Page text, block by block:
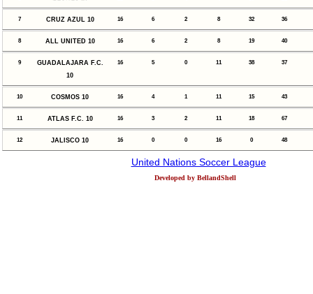
7 CRUZ AZUL 10 16 6 2 8 32 36
8 ALL UNITED 10 16 6 2 8 19 40
9
GUADALAJARA F.C.
10
16 5 0 11 38 37
10 COSMOS 10 16 4 1 11 15 43
11 ATLAS F.C. 10 16 3 2 11 18 67
12 JALISCO 10 16 0 0 16 0 48
United Nations Soccer League
Developed by BellandShell